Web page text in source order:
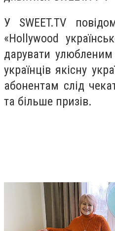
У SWEET.TV
«Hollywood
дарувати
українців якісну
абонентам слід
та більше призів.